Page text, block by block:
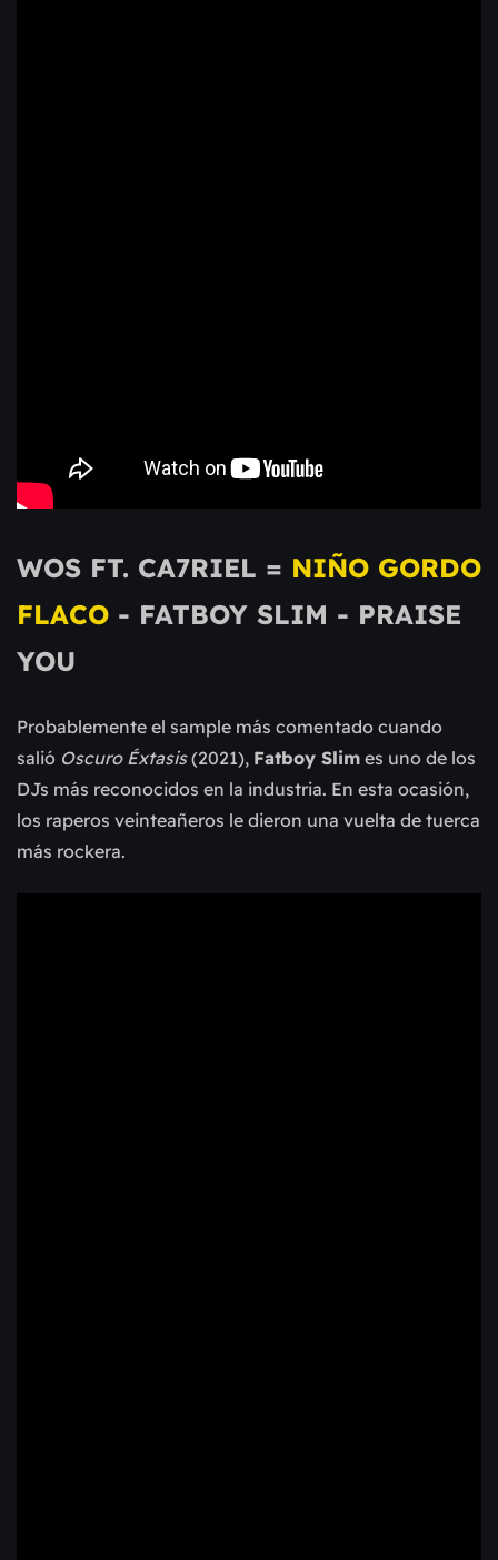
WOS FT. CA7RIEL = NIÑO GORDO
FLACO - FATBOY SLIM - PRAISE
YOU
Probablemente el sample más comentado cuando
salió Oscuro Éxtasis(2021), Fatboy Slim es uno de los
DJs más reconocidos en la industria. En esta ocasión,
los raperos veinteañeros le dieron una vuelta de tuerca
más rockera.